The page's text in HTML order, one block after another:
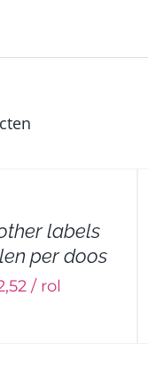
labels
per doos
/ rol